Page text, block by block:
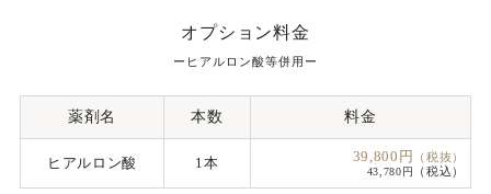
オプション料金
ーヒアルロン酸等併用ー
薬剤名 本数 料金
ヒアルロン酸 1本 39,800円 （税抜）
43,780円 （税込）